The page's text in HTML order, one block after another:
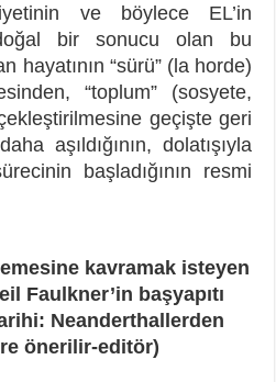
ve böylece EL’in
bir sonucu olan bu
hayatının “sürü” (la horde)
“toplum” (sosyete,
geçişte geri
aşıldığının, dolatışıyla
başladığının resmi
kavramak isteyen
Faulkner’in başyapıtı
Neanderthallerden
önerilir-editör)